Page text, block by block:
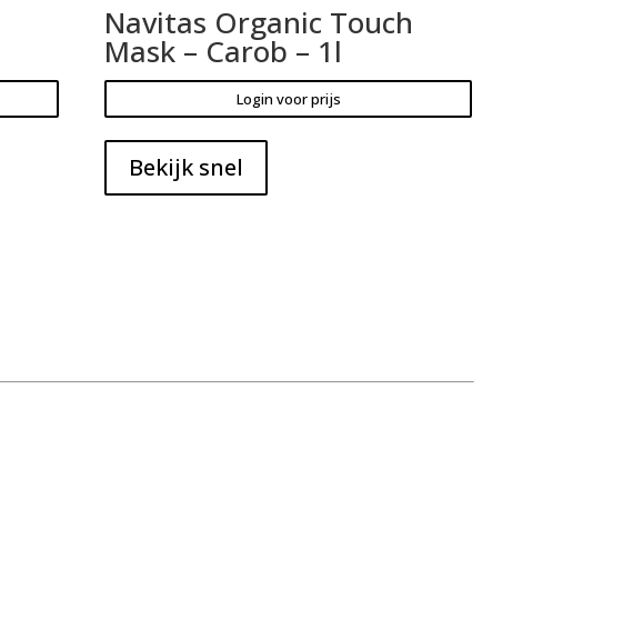
Navitas Organic Touch
Mask – Carob – 1l
Login voor prijs
Bekijk snel